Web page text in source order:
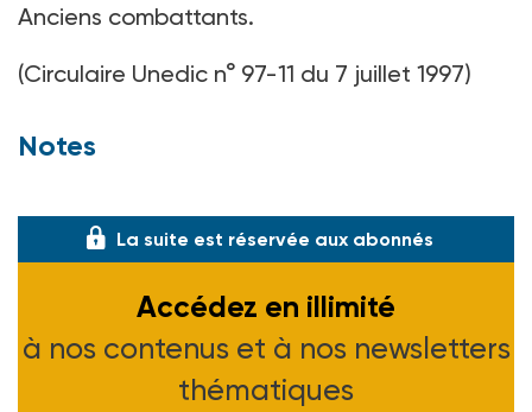
Anciens combattants.
(Circulaire Unedic n° 97-11 du 7 juillet 1997)
Notes
La suite est réservée aux abonnés
Accédez en illimité
à nos contenus et à nos newsletters
thématiques